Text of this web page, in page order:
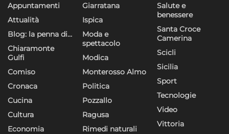
Appuntamenti
Attualità
Blog: la penna di…
Chiaramonte
Gulfi
Comiso
Cronaca
Cucina
Cultura
Economia
Giarratana
Ispica
Moda e
spettacolo
Modica
Monterosso Almo
Politica
Pozzallo
Ragusa
Rimedi naturali
Salute e
benessere
Santa Croce
Camerina
Scicli
Sicilia
Sport
Tecnologie
Video
Vittoria